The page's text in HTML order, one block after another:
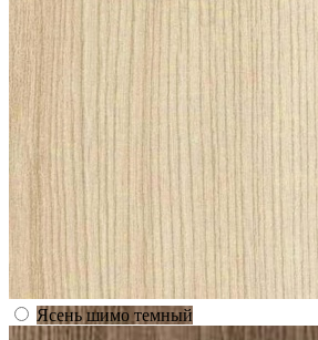
Ясень шимо темный